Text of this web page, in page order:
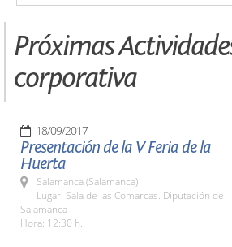
Próximas
corporativa
18/09/2017
Presentación de la V Feria de la
Huerta
Salamanca (Salamanca)
Lugar: Sala de las Comarcas. Diputación de
Salamanca
Hora: 12:30 h.